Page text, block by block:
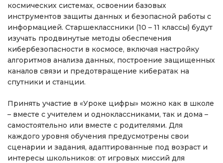
космических системах, освоении базовых
инструментов защиты данных и безопасной работы с
информацией. Старшеклассники (10 – 11 классы) будут
изучать продвинутые методы обеспечения
кибербезопасности в космосе, включая настройку
алгоритмов анализа данных, построение защищенных
каналов связи и предотвращение кибератак на
спутники и станции.
Принять участие в «Уроке цифры» можно как в школе
– вместе с учителем и одноклассниками, так и дома –
самостоятельно или вместе с родителями. Для
каждого уровня обучения предусмотрены свои
сценарии и задания, адаптированные под возраст и
интересы школьников: от игровых миссий для